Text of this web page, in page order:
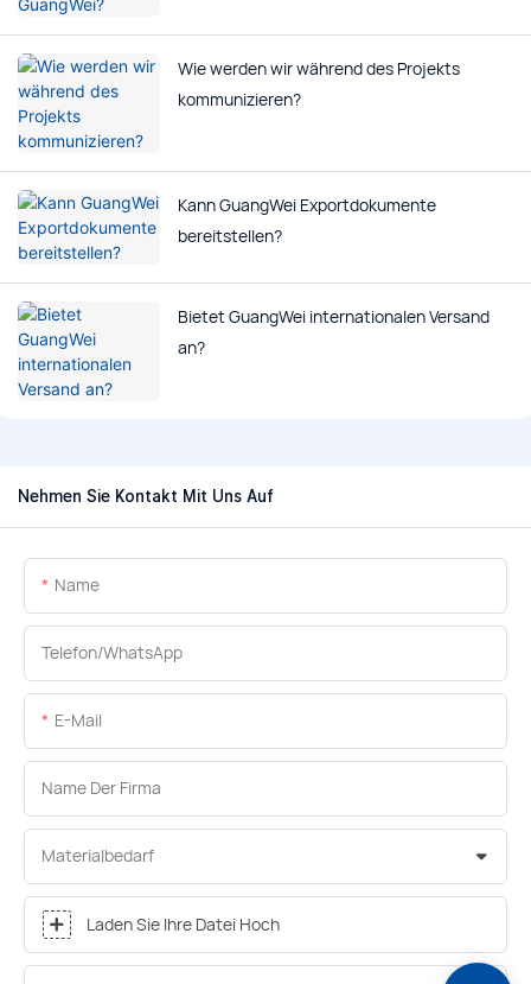
Wie werden wir während des Projekts
kommunizieren?
Kann GuangWei Exportdokumente
bereitstellen?
Bietet GuangWei internationalen Versand
an?
Nehmen Sie Kontakt Mit Uns Auf
Name
Telefon/WhatsApp
E-Mail
Name Der Firma
Materialbedarf
Laden Sie Ihre Datei Hoch